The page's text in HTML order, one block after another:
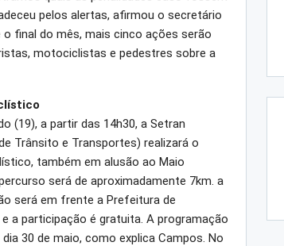
pelos alertas, afirmou o secretário
final do mês, mais cinco ações serão
motociclistas e pedestres sobre a
(19), a partir das 14h30, a Setran
Trânsito e Transportes) realizará o
também em alusão ao Maio
será de aproximadamente 7km. a
será em frente a Prefeitura de
e a participação é gratuita. A programação
30 de maio, como explica Campos. No